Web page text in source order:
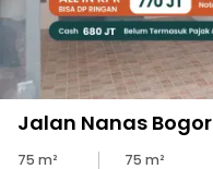
Jalan Nanas Bogor
75 m²
75 m²